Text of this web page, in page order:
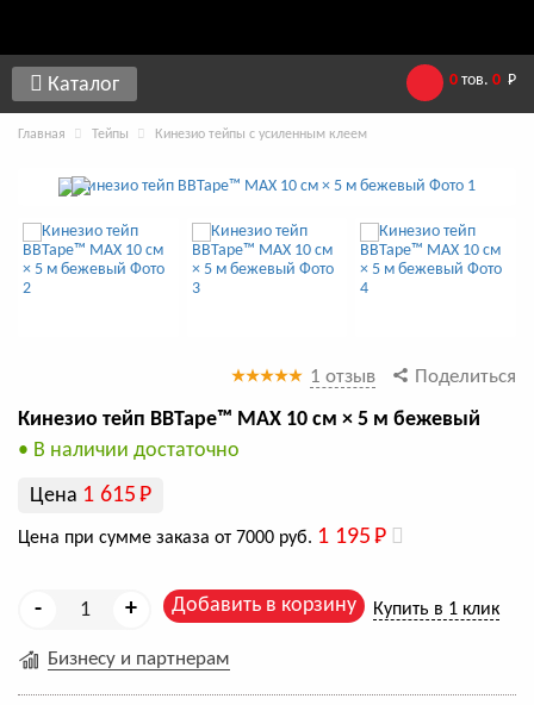
Каталог 0 тов. 0 Р
Главная Тейпы Кинезио тейпы с усиленным клеем
1 отзыв Поделиться
Кинезио тейп BBTape™ МАХ 10 см × 5 м бежевый
• В наличии достаточно
Цена 1 615 Р
Цена при сумме заказа от 7000 руб. 1 195 Р
- + Добавить в корзину Купить в 1 клик
Бизнесу и партнерам